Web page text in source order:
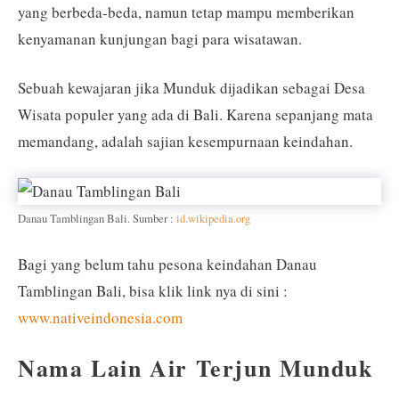
yang berbeda-beda, namun tetap mampu memberikan
kenyamanan kunjungan bagi para wisatawan.
Sebuah kewajaran jika Munduk dijadikan sebagai Desa
Wisata populer yang ada di Bali. Karena sepanjang mata
memandang, adalah sajian kesempurnaan keindahan.
Danau Tamblingan Bali. Sumber : id.wikipedia.org
Bagi yang belum tahu pesona keindahan Danau
Tamblingan Bali, bisa klik link nya di sini :
www.nativeindonesia.com
Nama Lain Air Terjun Munduk